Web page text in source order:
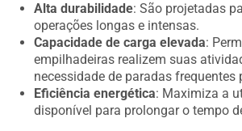
Alta durabilidade: São projetadas
operações longas e intensas.
Capacidade de carga elevada:
empilhadeiras realizem suas
necessidade de paradas frequentes
Eficiência energética: Maximiza a
disponível para prolongar o tempo